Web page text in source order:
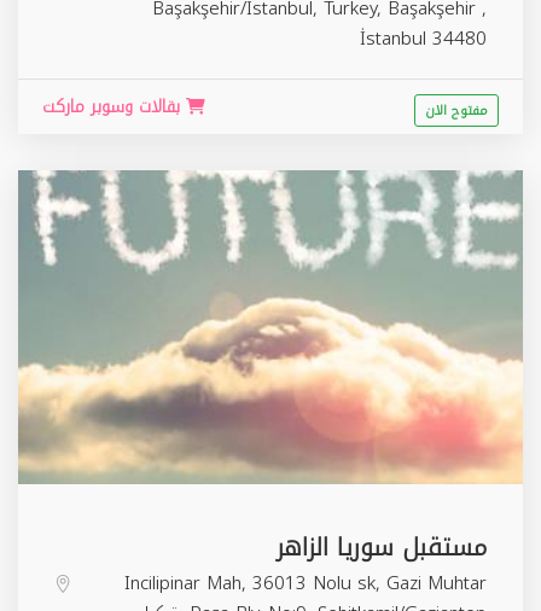
Başakşehir/İstanbul, Turkey, Başakşehir,
İstanbul 34480
بقالات وسوبر ماركت مفتوح الان
مستقبل سوريا الزاهر
Incilipinar Mah, 36013 Nolu sk, Gazi Muhtar